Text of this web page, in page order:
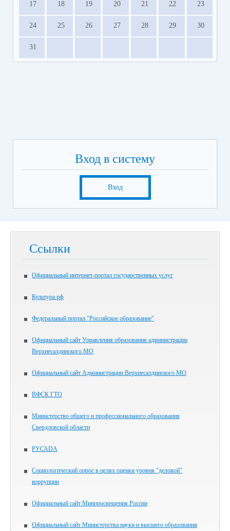
17 18 19 20 21 22 23
24 25 26 27 28 29 30
31
Вход в систему
Вход
Ссылки
Официальный интернет-портал государственных услуг
Культура.рф
Федеральный портал "Российское образование"
Официальный сайт Управления образования администрации
Верхнесалдинского МО
Официальный сайт Администрации Верхнесалдинского МО
ВФСК ГТО
Министерство общего и профессионального образования
Свердловской области
РУСАDА
Социологический опрос в целях оценки уровня "деловой"
коррупции
Официальный сайт Минпросвещения России
Официальный сайт Министерства науки и высшего образования